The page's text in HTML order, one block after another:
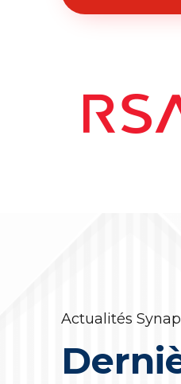
Actualités